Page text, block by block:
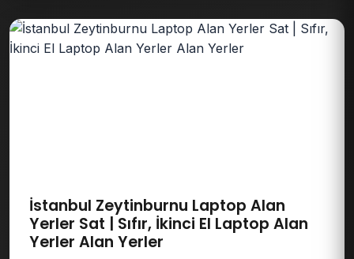
İstanbul Zeytinburnu Laptop Alan
Yerler Sat | Sıfır, İkinci El Laptop Alan
Yerler Alan Yerler